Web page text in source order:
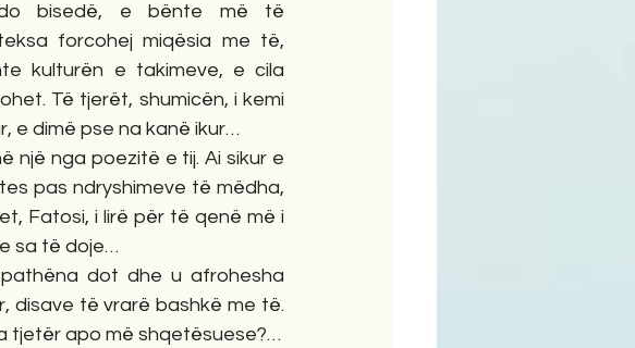
bisedë, e bënte më të
forcohej miqësia me të,
kulturën e takimeve, e cila
Të tjerët, shumicën, i kemi
e dimë pse na kanë ikur…
pas ndryshimeve të mëdha,
Fatosi, i lirë për të qenë më i
sa të doje…
disave të vrarë bashkë me të.
tjetër apo më shqetësuese?…